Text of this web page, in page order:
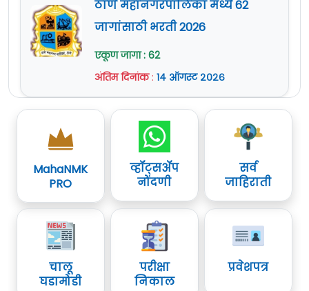
ठाणे महानगरपालिका मध्ये 62
जागांसाठी भरती 2026
एकूण जागा : 62
अंतिम दिनांक: १४ ऑगस्ट २०२६
MahaNMK
PRO
व्हॉट्सॲप
नोंदणी
सर्व
जाहिराती
चालू
घडामोडी
परीक्षा
निकाल
प्रवेशपत्र